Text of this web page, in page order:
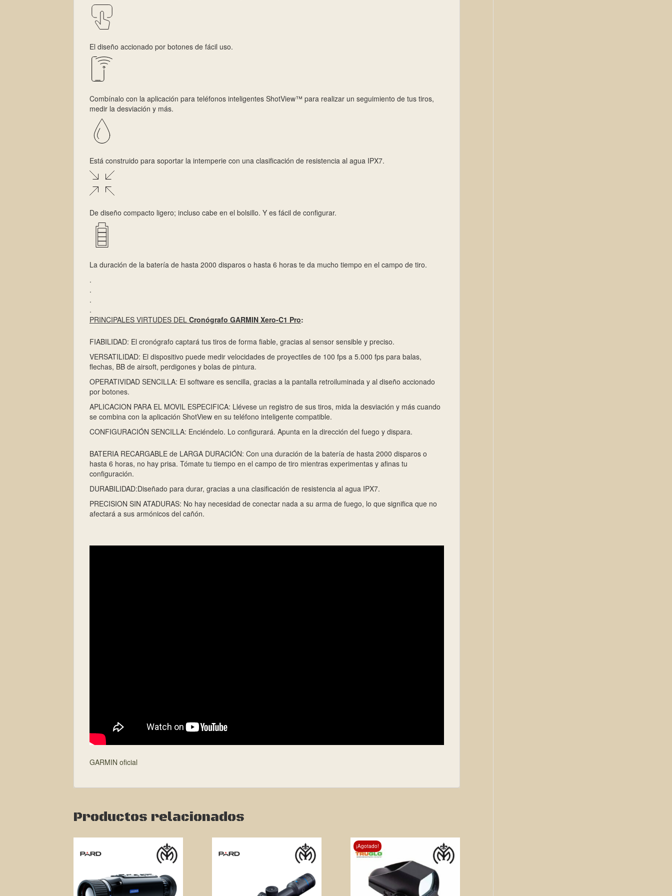
El diseño accionado por botones de fácil uso.
Combínalo con la aplicación para teléfonos inteligentes ShotView™ para realizar un seguimiento de tus tiros,
medir la desviación y más.
Está construido para soportar la intemperie con una clasificación de resistencia al agua IPX7.
De diseño compacto ligero; incluso cabe en el bolsillo. Y es fácil de configurar.
La duración de la batería de hasta 2000 disparos o hasta 6 horas te da mucho tiempo en el campo de tiro.
.
.
.
.
PRINCIPALES VIRTUDES DEL Cronógrafo GARMIN Xero-C1 Pro:
FIABILIDAD: El cronógrafo captará tus tiros de forma fiable, gracias al sensor sensible y preciso.
VERSATILIDAD: El dispositivo puede medir velocidades de proyectiles de 100 fps a 5.000 fps para balas,
flechas, BB de airsoft, perdigones y bolas de pintura.
OPERATIVIDAD SENCILLA: El software es sencilla, gracias a la pantalla retroiluminada y al diseño accionado
por botones.
APLICACION PARA EL MOVIL ESPECIFICA: Llévese un registro de sus tiros, mida la desviación y más cuando
se combina con la aplicación ShotView en su teléfono inteligente compatible.
CONFIGURACIÓN SENCILLA: Enciéndelo. Lo configurará. Apunta en la dirección del fuego y dispara.
BATERIA RECARGABLE de LARGA DURACIÓN: Con una duración de la batería de hasta 2000 disparos o
hasta 6 horas, no hay prisa. Tómate tu tiempo en el campo de tiro mientras experimentas y afinas tu
configuración.
DURABILIDAD:Diseñado para durar, gracias a una clasificación de resistencia al agua IPX7.
PRECISION SIN ATADURAS: No hay necesidad de conectar nada a su arma de fuego, lo que significa que no
afectará a sus armónicos del cañón.
GARMIN oficial
Productos relacionados
¡Agotado!